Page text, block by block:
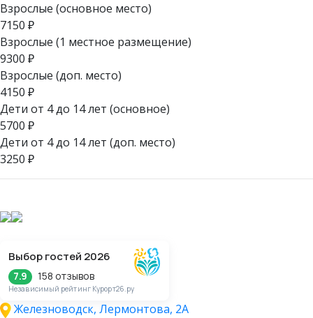
Взрослые (основное место)
7150 ₽
Взрослые (1 местное размещение)
9300 ₽
Взрослые (доп. место)
4150 ₽
Дети от 4 до 14 лет (основное)
5700 ₽
Дети от 4 до 14 лет (доп. место)
3250 ₽
Выбор гостей 2026
7.9 158 отзывов
Независимый рейтинг Курорт26.ру
Железноводск, Лермонтова, 2А